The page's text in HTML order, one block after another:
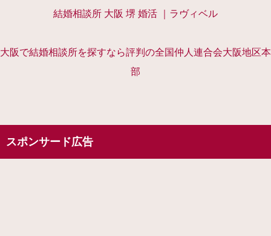
結婚相談所 大阪 堺 婚活 ｜ラヴィベル
大阪で結婚相談所を探すなら評判の全国仲人連合会大阪地区本
部
スポンサード広告